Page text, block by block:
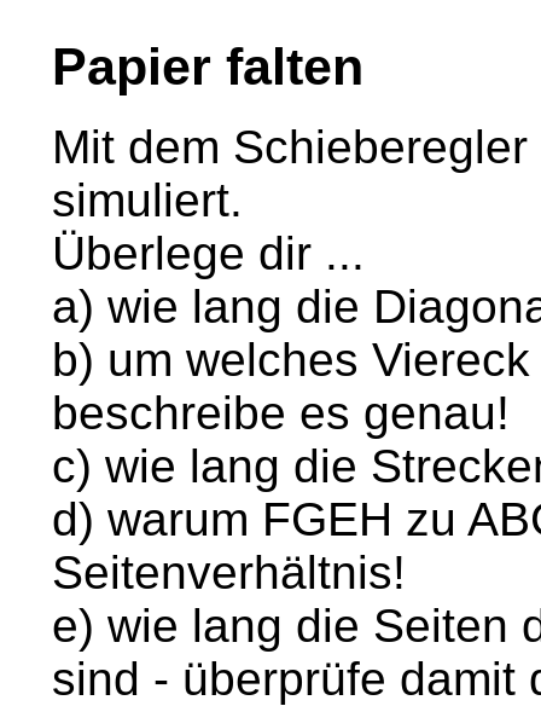
Papier falten
Mit dem
simuliert.
Überlege dir ...
a) wie lang die
b) um welches
beschreibe es genau!
c) wie lang die
d) warum FGEH zu
Seitenverhältnis!
e) wie lang die Seiten
sind - überprüfe damit